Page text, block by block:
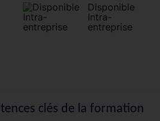
Disponible
Intra-
entreprise
clés de la formation